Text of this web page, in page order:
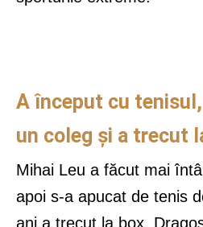
A început cu
un coleg și a trecut
Mihai Leu a făcut mai
apoi s-a apucat de tenis
ani a trecut la box.